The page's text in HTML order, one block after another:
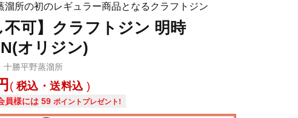
溜所の初のレギュラー商品となるクラフトジン
不可】クラフトジン 明時
オリジン)
十勝平野蒸溜所
税込・送料込
員様には 59 ポイントプレゼント!